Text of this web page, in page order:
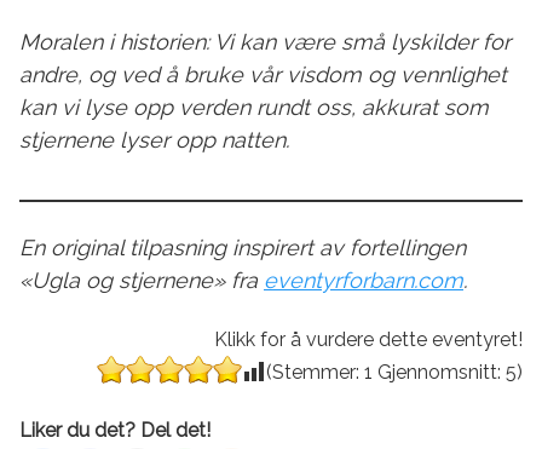
Moralen i historien: Vi kan være små lyskilder for
andre, og ved å bruke vår visdom og vennlighet
kan vi lyse opp verden rundt oss, akkurat som
stjernene lyser opp natten.
En original tilpasning inspirert av fortellingen
«Ugla og stjernene» fra eventyrforbarn.com.
Klikk for å vurdere dette eventyret!
(Stemmer: 1 Gjennomsnitt: 5)
Liker du det? Del det!